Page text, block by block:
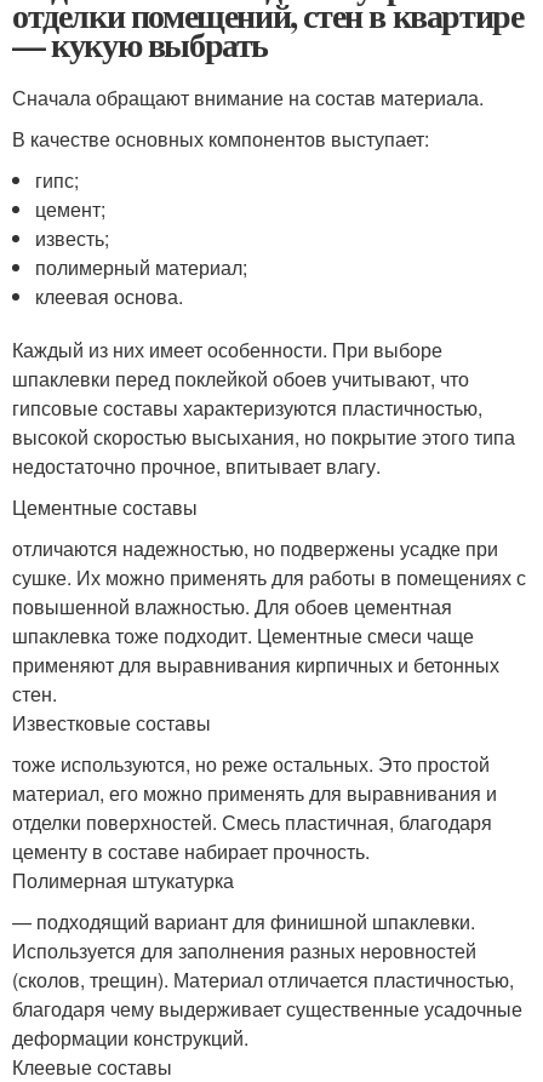
отделки помещений, стен в квартире
— кукую выбрать
Сначала обращают внимание на состав материала.
В качестве основных компонентов выступает:
гипс;
цемент;
известь;
полимерный материал;
клеевая основа.
Каждый из них имеет особенности. При выборе
шпаклевки перед поклейкой обоев учитывают, что
гипсовые составы характеризуются пластичностью,
высокой скоростью высыхания, но покрытие этого типа
недостаточно прочное, впитывает влагу.
Цементные составы
отличаются надежностью, но подвержены усадке при
сушке. Их можно применять для работы в помещениях с
повышенной влажностью. Для обоев цементная
шпаклевка тоже подходит. Цементные смеси чаще
применяют для выравнивания кирпичных и бетонных
стен.
Известковые составы
тоже используются, но реже остальных. Это простой
материал, его можно применять для выравнивания и
отделки поверхностей. Смесь пластичная, благодаря
цементу в составе набирает прочность.
Полимерная штукатурка
— подходящий вариант для финишной шпаклевки.
Используется для заполнения разных неровностей
(сколов, трещин). Материал отличается пластичностью,
благодаря чему выдерживает существенные усадочные
деформации конструкций.
Клеевые составы